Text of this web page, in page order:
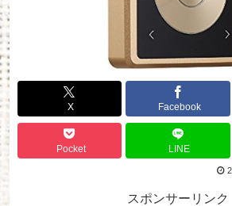
X Facebook
Pocket LINE
スポンサーリンク